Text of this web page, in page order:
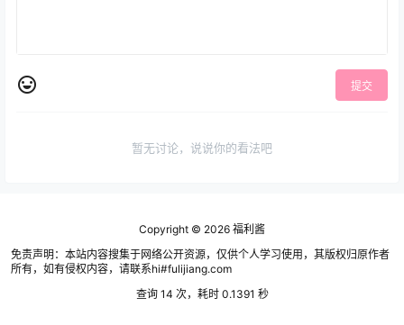
提交
暂无讨论，说说你的看法吧
Copyright © 2026 福利酱
免责声明：本站内容搜集于网络公开资源，仅供个人学习使用，其版权归原作者
所有，如有侵权内容，请联系hi#fulijiang.com
查询 14 次，耗时 0.1391 秒